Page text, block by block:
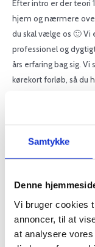
Samtykke
Denne
Vi bruger cookies
annoncer, til at
at analysere
Efter intro er der teori
hjem og nærmere
du skal vælge os 🙂 Vi
professionel og
års erfaring bag sig.
kørekort forløb, så du
Din pris : 10.499,-
Sommertilbud gælder
Mandag d. 17/8 kl